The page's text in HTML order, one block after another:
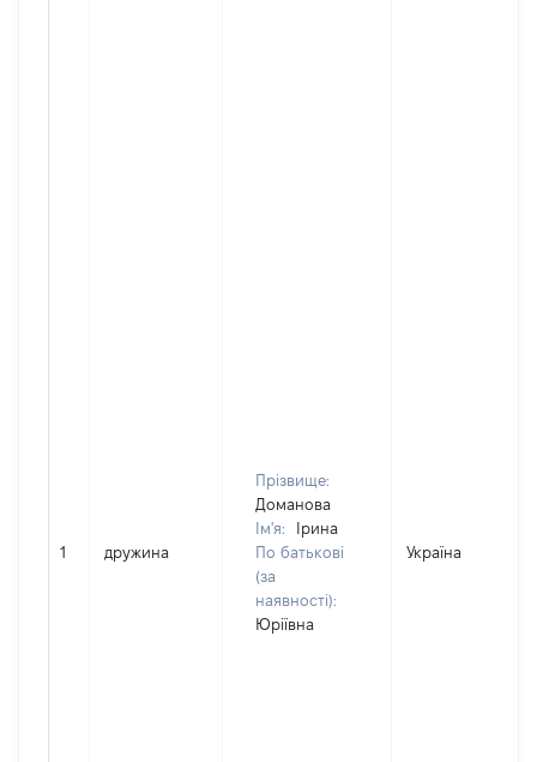
1 дружина
Прізвище:
Доманова
Ім'я:
Ірина
По батькові
(за
наявності):
Юріївна
Україна